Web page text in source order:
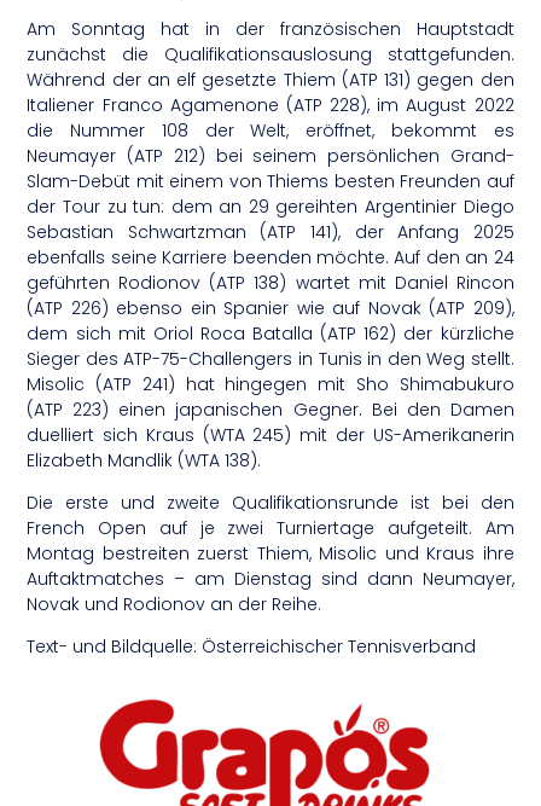
Am Sonntag hat in der französischen Hauptstadt
zunächst die Qualifikationsauslosung stattgefunden.
Während der an elf gesetzte Thiem (ATP 131) gegen den
Italiener Franco Agamenone (ATP 228), im August 2022
die Nummer 108 der Welt, eröffnet, bekommt es
Neumayer (ATP 212) bei seinem persönlichen Grand-
Slam-Debüt mit einem von Thiems besten Freunden auf
der Tour zu tun: dem an 29 gereihten Argentinier Diego
Sebastian Schwartzman (ATP 141), der Anfang 2025
ebenfalls seine Karriere beenden möchte. Auf den an 24
geführten Rodionov (ATP 138) wartet mit Daniel Rincon
(ATP 226) ebenso ein Spanier wie auf Novak (ATP 209),
dem sich mit Oriol Roca Batalla (ATP 162) der kürzliche
Sieger des ATP-75-Challengers in Tunis in den Weg stellt.
Misolic (ATP 241) hat hingegen mit Sho Shimabukuro
(ATP 223) einen japanischen Gegner. Bei den Damen
duelliert sich Kraus (WTA 245) mit der US-Amerikanerin
Elizabeth Mandlik (WTA 138).
Die erste und zweite Qualifikationsrunde ist bei den
French Open auf je zwei Turniertage aufgeteilt. Am
Montag bestreiten zuerst Thiem, Misolic und Kraus ihre
Auftaktmatches – am Dienstag sind dann Neumayer,
Novak und Rodionov an der Reihe.
Text- und Bildquelle: Österreichischer Tennisverband